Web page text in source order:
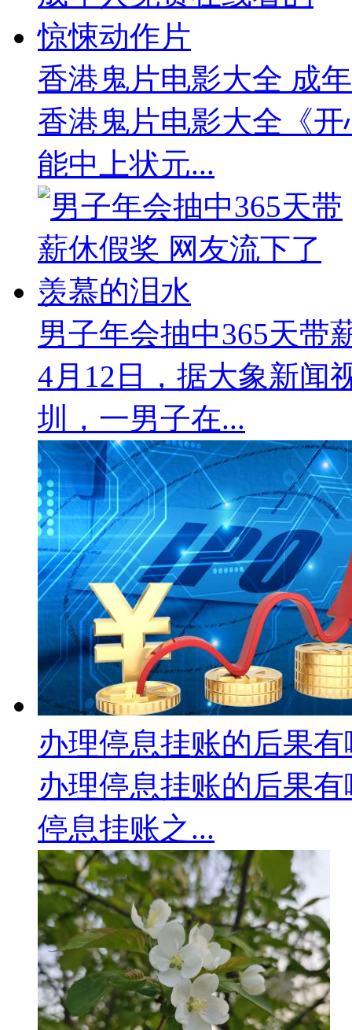
香港鬼片电影大全 成
香港鬼片电影大全《
能中上状元...
男子年会抽中365天带
4月12日，据大象新闻
圳，一男子在...
办理停息挂账的后果有
办理停息挂账的后果
停息挂账之...